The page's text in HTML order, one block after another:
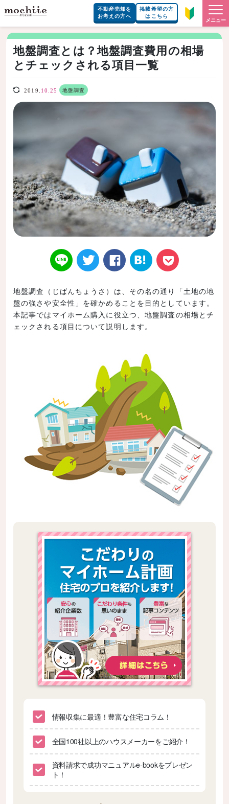
不動産売却を
お考えの方へ
掲載希望の方
はこちら
メニュー
地盤調査とは？地盤調査費用の相場
とチェックされる項目一覧
2019. 10.25 地盤調査
LINE Twitt Face
book
はてなブ
ックマー
ク
Poke
地盤調査（じばんちょうさ）は、その名の通り「土地の地
盤の強さや安全性」を確かめることを目的としています。
本記事ではマイホーム購入に役立つ、地盤調査の相場とチ
ェックされる項目について説明します。
情報収集に最適！豊富な住宅コラム！
全国100社以上のハウスメーカーをご紹介！
資料請求で成功マニュアルe-bookをプレゼン
ト！